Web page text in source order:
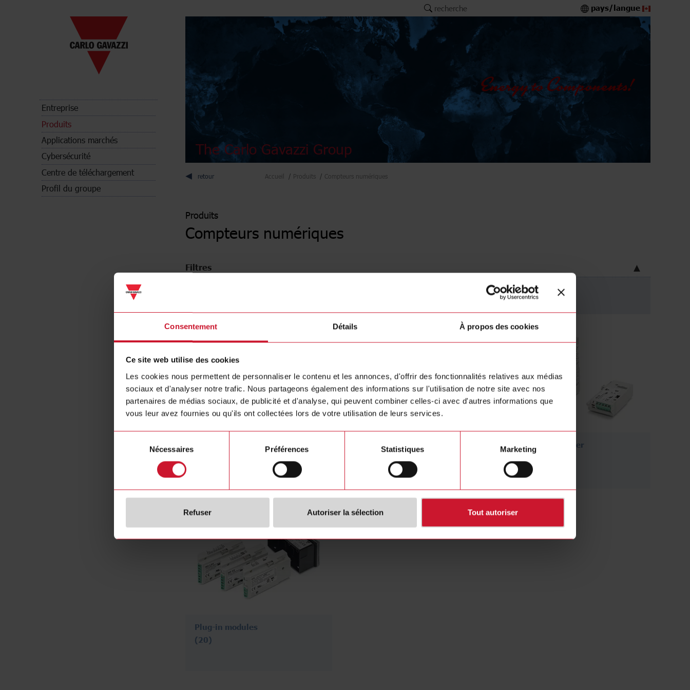
Consentement Détails À propos des cookies
Ce site web utilise des cookies
Les cookies nous permettent de personnaliser le contenu et les annonces, d'offrir des fonctionnalités relatives aux médias
sociaux et d'analyser notre trafic. Nous partageons également des informations sur l'utilisation de notre site avec nos
partenaires de médias sociaux, de publicité et d'analyse, qui peuvent combiner celles-ci avec d'autres informations que
vous leur avez fournies ou qu'ils ont collectées lors de votre utilisation de leurs services.
consentement
Nécessaires Préférences Statistiques Marketing
Refuser Autoriser la sélection Tout autoriser
Entreprise
Produits
Applications marchés
Cybersécurité
Centre de téléchargement
Profil du groupe
recherche pays/langue
The Carlo Gavazzi Group
retour Accueil Produits Compteurs numériques
Produits
Compteurs numériques
Filtres
Controller
Signal conditioner
(1)
Plug-in modules
(20)